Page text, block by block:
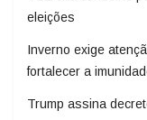
eleições
Inverno exige
fortalecer a
Trump assina